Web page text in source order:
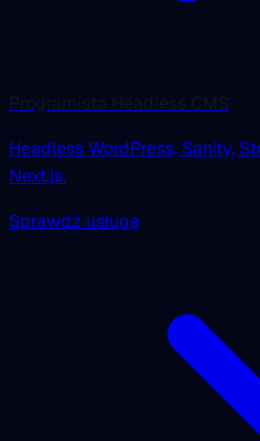
Headless WordPress, Sanity,
Next.js.
Sprawdź usługę